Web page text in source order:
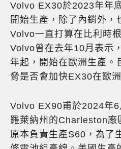
Volvo EX30於2023年年
開始生產，除了內銷外，
Volvo一直打算在比利時
Volvo曾在去年10月表示
年起，開始在歐洲生產。
脅是否會加快EX30在歐
Volvo EX90甫於2024年
羅萊納州的Charleston廠
原本負責生產S60，為了